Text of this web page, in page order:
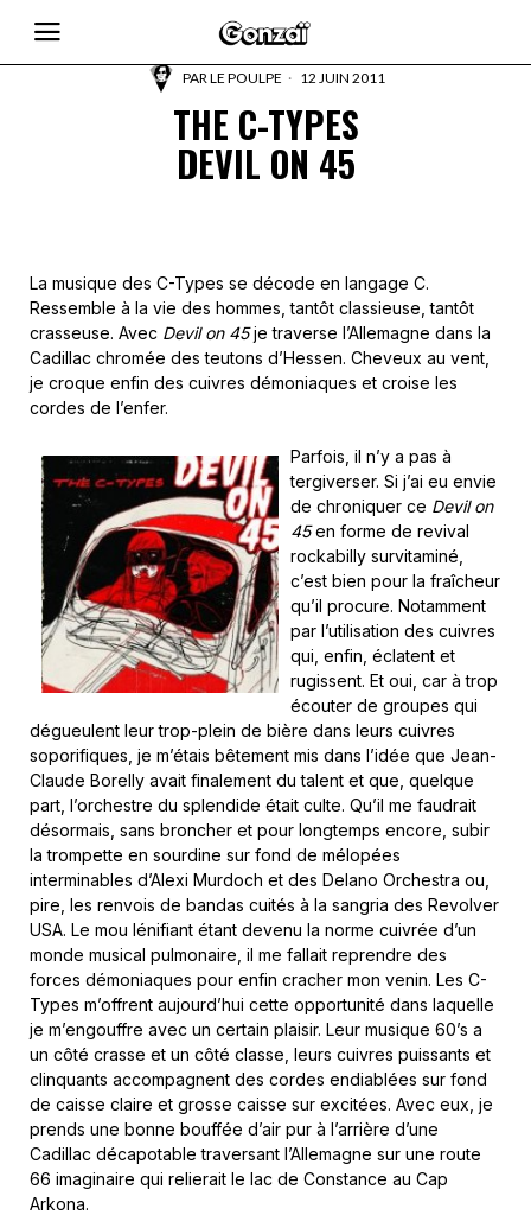
PARLE POULPE 12 JUIN 2011
THE C-TYPES
DEVIL ON 45
La musique des C-Types se décode en langage C.
Ressemble à la vie des hommes, tantôt classieuse, tantôt
crasseuse. Avec Devil on 45je traverse l’Allemagne dans la
Cadillac chromée des teutons d’Hessen. Cheveux au vent,
je croque enfin des cuivres démoniaques et croise les
cordes de l’enfer.
Parfois, il n’y a pas à
tergiverser. Si j’ai eu envie
de chroniquer ce Devil on
45en forme de revival
rockabilly survitaminé,
c’est bien pour la fraîcheur
qu’il procure. Notamment
par l’utilisation des cuivres
qui, enfin, éclatent et
rugissent. Et oui, car à trop
écouter de groupes qui
dégueulent leur trop-plein de bière dans leurs cuivres
soporifiques, je m’étais bêtement mis dans l’idée que Jean-
Claude Borelly avait finalement du talent et que, quelque
part, l’orchestre du splendide était culte. Qu’il me faudrait
désormais, sans broncher et pour longtemps encore, subir
la trompette en sourdine sur fond de mélopées
interminables d’Alexi Murdoch et des Delano Orchestra ou,
pire, les renvois de bandas cuités à la sangria des Revolver
USA. Le mou lénifiant étant devenu la norme cuivrée d’un
monde musical pulmonaire, il me fallait reprendre des
forces démoniaques pour enfin cracher mon venin. Les C-
Types m’offrent aujourd’hui cette opportunité dans laquelle
je m’engouffre avec un certain plaisir. Leur musique 60’s a
un côté crasse et un côté classe, leurs cuivres puissants et
clinquants accompagnent des cordes endiablées sur fond
de caisse claire et grosse caisse sur excitées. Avec eux, je
prends une bonne bouffée d’air pur à l’arrière d’une
Cadillac décapotable traversant l’Allemagne sur une route
66 imaginaire qui relierait le lac de Constance au Cap
Arkona.